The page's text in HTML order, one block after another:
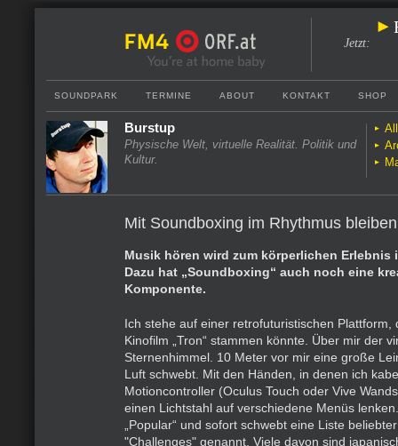
Jetzt:
SOUNDPARK TERMINE ABOUT KONTAKT SHOP
Burstup
Physische Welt, virtuelle Realität. Politik und
Kultur.
Mit Soundboxing im Rhythmus bleiben
Musik hören wird zum körperlichen Erlebnis
Dazu hat „Soundboxing“ auch noch eine
Komponente.
Ich stehe auf einer retrofuturistischen Plattform,
Kinofilm „Tron“ stammen könnte. Über mir der
Sternenhimmel. 10 Meter vor mir eine große
Luft schwebt. Mit den Händen, in denen ich
Motioncontroller (Oculus Touch oder Vive
einen Lichtstahl auf verschiedene Menüs
„Popular“ und sofort schwebt eine Liste
"Challenges" genannt. Viele davon sind